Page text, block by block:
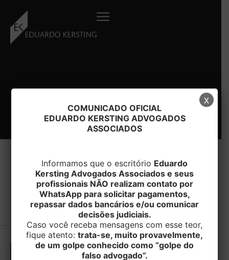
conteúdo
#impossibilidade
COMUNICADO OFICIAL
EDUARDO KERSTING ADVOGADOS
ASSOCIADOS
Informamos que o escritório Eduardo
Kersting Advogados Associados e seus
profissionais NÃO realizam contato por
WhatsApp para solicitar pagamentos,
repassar dados bancários e/ou comunicar
decisões judiciais.
Caso você receba mensagens com esse teor,
fique atento: trata-se, muito provavelmente,
de um golpe conhecido como “golpe do
falso advogado”.
x